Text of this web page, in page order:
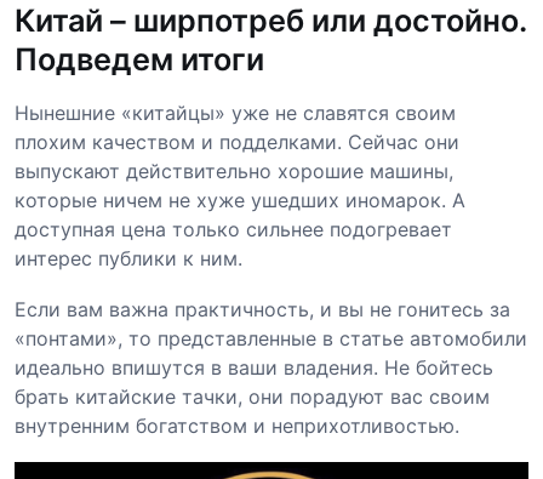
Китай – ширпотреб или достойно.
Подведем итоги
Нынешние «китайцы» уже не славятся своим
плохим качеством и подделками. Сейчас они
выпускают действительно хорошие машины,
которые ничем не хуже ушедших иномарок. А
доступная цена только сильнее подогревает
интерес публики к ним.
Если вам важна практичность, и вы не гонитесь за
«понтами», то представленные в статье автомобили
идеально впишутся в ваши владения. Не бойтесь
брать китайские тачки, они порадуют вас своим
внутренним богатством и неприхотливостью.